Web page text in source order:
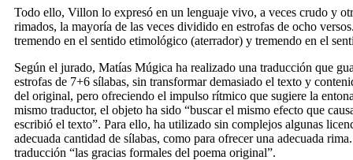
Todo ello, Villon lo expresó en un lenguaje vivo, a veces crudo y
rimados, la mayoría de las veces dividido en estrofas de ocho
tremendo en el sentido etimológico (aterrador) y tremendo en el
Según el jurado, Matías Múgica ha realizado una traducción que
estrofas de 7+6 sílabas, sin transformar demasiado el texto y
del original, pero ofreciendo el impulso rítmico que sugiere la
mismo traductor, el objeto ha sido “buscar el mismo efecto que
escribió el texto”. Para ello, ha utilizado sin complejos algunas
adecuada cantidad de sílabas, como para ofrecer una adecuada
traducción “las gracias formales del poema original”.